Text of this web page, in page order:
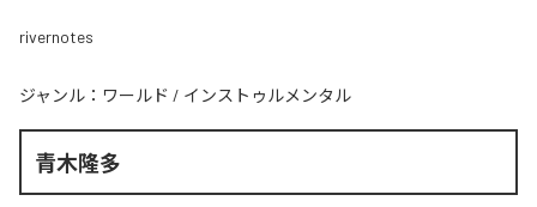
rivernotes
ジャンル： ワールド / インストゥルメンタル
青木隆多